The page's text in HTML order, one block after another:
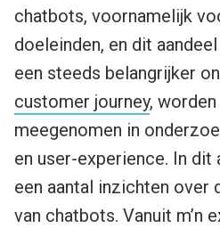
chatbots, voornamelijk
doeleinden, en dit
een steeds belangrijker
customer journey,
meegenomen in
en user-experience. In dit
een aantal inzichten over
van chatbots. Vanuit m’n